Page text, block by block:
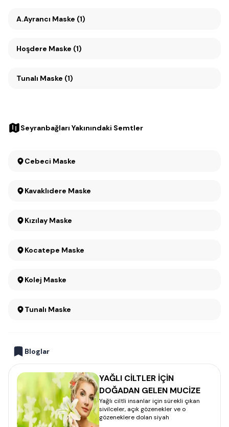
A.Ayrancı Maske (1)
Hoşdere Maske (1)
Tunalı Maske (1)
Seyranbağları Yakınındaki Semtler
Cebeci Maske
Kavaklıdere Maske
Kızılay Maske
Kocatepe Maske
Kolej Maske
Tunalı Maske
Bloglar
YAĞLI CİLTLER İÇİN
DOĞADAN GELEN MUCİZE
Yağlı ciltli insanlar için sürekli çıkan
sivilceler, açık gözenekler ve o
gözeneklere dolan siyah